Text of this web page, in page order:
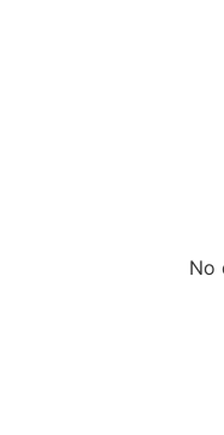
No